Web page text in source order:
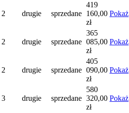
2 drugie sprzedane
419
160,00
zł
Pokaż
2 drugie sprzedane
365
085,00
zł
Pokaż
2 drugie sprzedane
405
090,00
zł
Pokaż
3 drugie sprzedane
580
320,00
zł
Pokaż